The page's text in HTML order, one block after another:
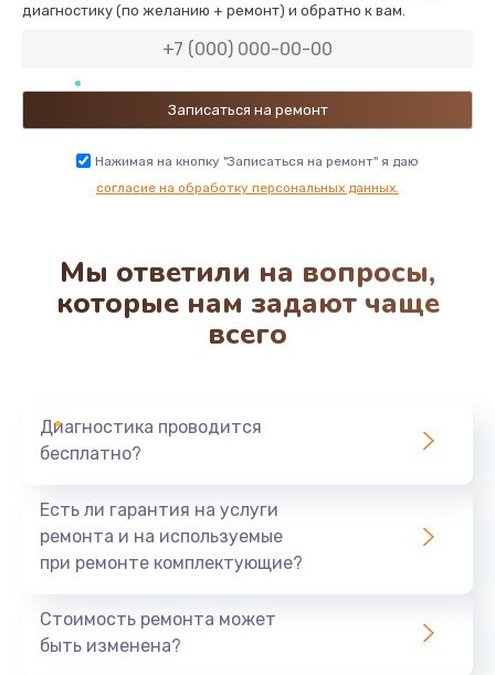
диагностику (по желанию + ремонт) и обратно к вам.
Нажимая на кнопку "Записаться на ремонт" я даю
согласие на обработку персональных данных.
Мы ответили на вопросы,
которые нам задают чаще
всего
Диагностика проводится
бесплатно?
Есть ли гарантия на услуги
ремонта и на используемые
при ремонте комплектующие?
Стоимость ремонта может
быть изменена?